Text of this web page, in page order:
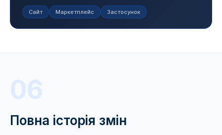
Сайт Маркетплейс Застосунок
06
Повна історія змін